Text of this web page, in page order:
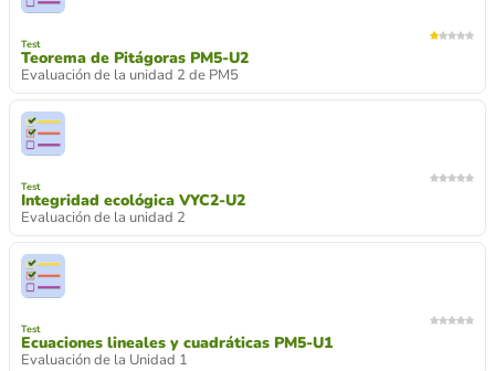
Test
Teorema de Pitágoras PM5-U2
Evaluación de la unidad 2 de PM5
Test
Integridad ecológica VYC2-U2
Evaluación de la unidad 2
Test
Ecuaciones lineales y cuadráticas PM5-U1
Evaluación de la Unidad 1